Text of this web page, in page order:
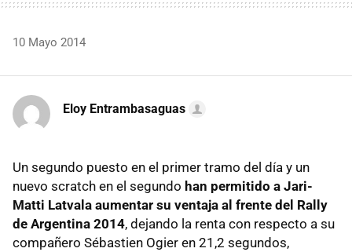
10 Mayo 2014
Eloy Entrambasaguas
Un segundo puesto en el primer tramo del día y un
nuevo scratch en el segundo han permitido a Jari-
Matti Latvala aumentar su ventaja al frente del Rally
de Argentina 2014, dejando la renta con respecto a su
compañero Sébastien Ogier en 21,2 segundos,